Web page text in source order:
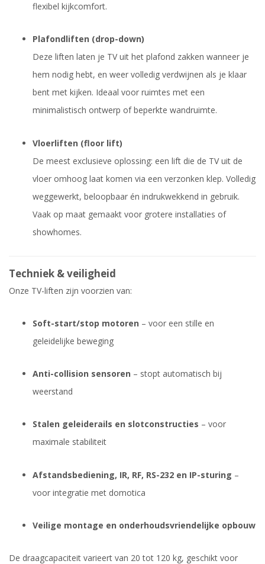
flexibel kijkcomfort.
Plafondliften (drop-down)
Deze liften laten je TV uit het plafond zakken wanneer je
hem nodig hebt, en weer volledig verdwijnen als je klaar
bent met kijken. Ideaal voor ruimtes met een
minimalistisch ontwerp of beperkte wandruimte.
Vloerliften (floor lift)
De meest exclusieve oplossing: een lift die de TV uit de
vloer omhoog laat komen via een verzonken klep. Volledig
weggewerkt, beloopbaar én indrukwekkend in gebruik.
Vaak op maat gemaakt voor grotere installaties of
showhomes.
Techniek & veiligheid
Onze TV-liften zijn voorzien van:
Soft-start/stop motoren – voor een stille en
geleidelijke beweging
Anti-collision sensoren – stopt automatisch bij
weerstand
Stalen geleiderails en slotconstructies – voor
maximale stabiliteit
Afstandsbediening, IR, RF, RS-232 en IP-sturing –
voor integratie met domotica
Veilige montage en onderhoudsvriendelijke opbouw
De draagcapaciteit varieert van 20 tot 120 kg, geschikt voor